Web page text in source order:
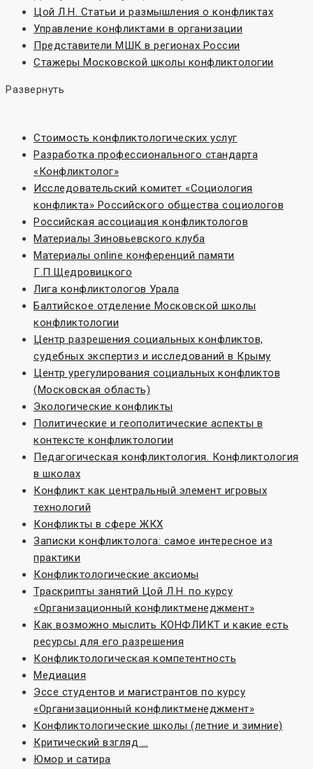
Цой Л.Н. Статьи и размышления о конфликтах
Управление конфликтами в организации
Представители МШК в регионах России
Стажеры Московской школы конфликтологии
Развернуть
Стоимость конфликтологических услуг
Разработка профессионального стандарта
«Конфликтолог»
Исследовательский комитет «Социoлогия
конфликта» Российского общества социологов
Российская ассоциация конфликтологов
Материалы Зиновьевского клуба
Материалы online конференций памяти
Г.П.Щедровицкого
Лига конфликтологов Урала
Балтийское отделение Московской школы
конфликтологии
Центр разрешения социальных конфликтов,
судебных экспертиз и исследований в Крыму
Центр урегулирования социальных конфликтов
(Московская область)
Экологические конфликты
Политические и геополитические аспекты в
контексте конфликтологии
Педагогическая конфликтология. Конфликтология
в школах
Конфликт как центральный элемент игровых
технологий
Конфликты в сфере ЖКХ
Записки конфликтолога: самое интересное из
практики
Конфликтологические аксиомы
Траскрипты занятий Цой Л.Н. по курсу
«Организационный конфликтменеджмент»
Как возможно мыслить КОНФЛИКТ и какие есть
ресурсы для его разрешения
Конфликтологическая компетентность
Медиация
Эссе студентов и магистрантов по курсу
«Организационный конфликтменеджмент»
Конфликтологические школы (летние и зимние)
Критический взгляд …
Юмор и сатира